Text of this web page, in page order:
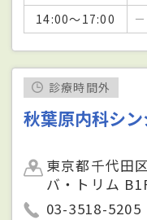
14:00～17:00
－
診療時間外
秋葉原内科シ
東京都千代田
バ・トリム
03-3518-5205